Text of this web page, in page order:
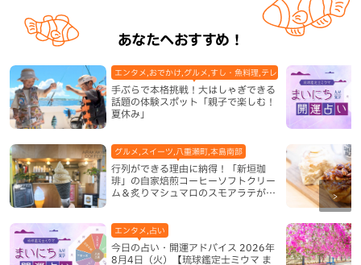
あなたへおすすめ！
手ぶらで本格挑戦！大はしゃぎできる
話題の体験スポット「親子で楽しむ！
夏休み」
エンタメ,おでかけ,グルメ,すし・魚料理,テレビ,体験,北谷町,地域,
行列ができる理由に納得！「新垣珈
琲」の自家焙煎コーヒーソフトクリー
ム＆炙りマシュマロのスモアラテが絶
グルメ,スイーツ,八重瀬町,本島南部
今日の占い・開運アドバイス 2026年
8月4日（火）【琉球鑑定士ミウマ ま
エンタメ,占い